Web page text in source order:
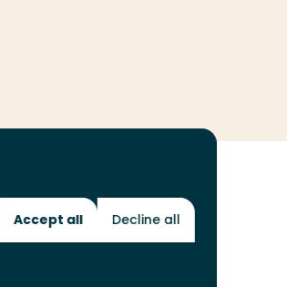
Toekomstmakers
Accept all Decline all